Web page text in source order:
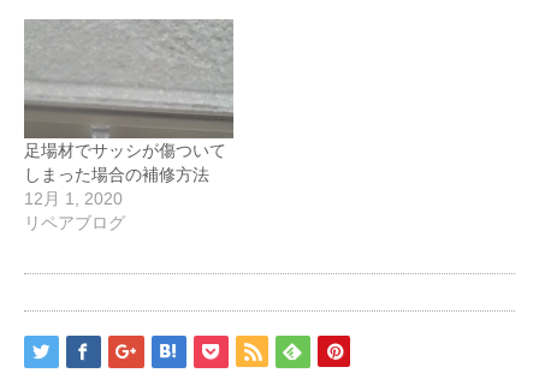
足場材でサッシが傷ついて
しまった場合の補修方法
12月 1, 2020
リペアブログ